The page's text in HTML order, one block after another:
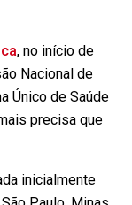
, no início de
Nacional de
Único de Saúde
precisa que
inicialmente